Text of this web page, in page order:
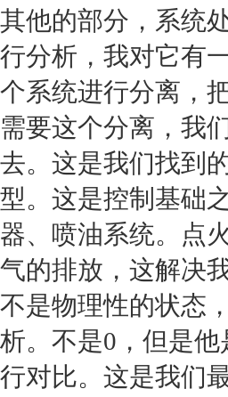
其他的部分，系统
行分析，我对它有
个系统进行分离，
需要这个分离，我
去。这是我们找到
型。这是控制基础
器、喷油系统。点
气的排放，这解决
不是物理性的状态
析。不是0，但是
行对比。这是我们